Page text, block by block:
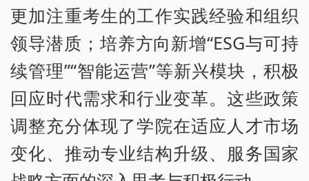
更加注重考生的工作实践经验和组织
领导潜质；培养方向新增“ESG与可持
续管理”“智能运营”等新兴模块，积极
回应时代需求和行业变革。这些政策
调整充分体现了学院在适应人才市场
变化、推动专业结构升级、服务国家